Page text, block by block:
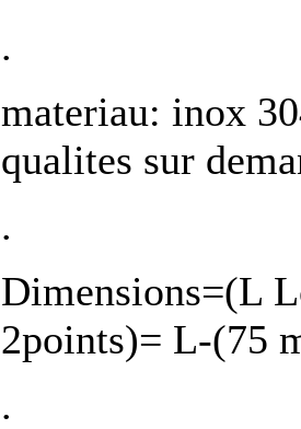
.
materiau: inox
qualites sur
.
Dimensions=(L
2points)= L-(75
.